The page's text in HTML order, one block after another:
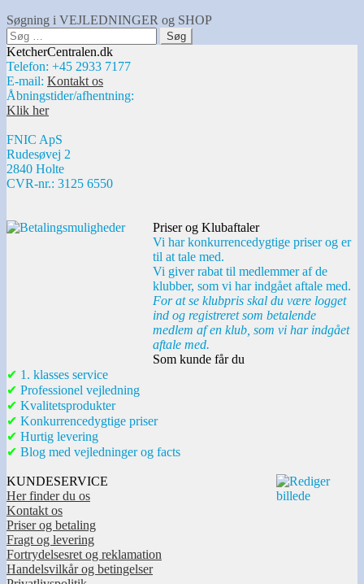
Søgning i VEJLEDNINGER og SHOP
Søg
efter:
KetcherCentralen.dk
Telefon: +45 2933 7177
E-mail: Kontakt os
Åbningstider/afhentning:
Klik her
FNIC ApS
Rudesøvej 2
2840 Holte
CVR-nr.: 3125 6550
Priser og Klubaftaler
Vi har konkurrencedygtige priser og er
til at tale med.
Vi giver rabat til medlemmer af de
klubber, som vi har indgået aftale med.
For at se klubpris skal du være logget
ind og registreret som betalende
medlem af en klub, som vi har indgået
aftale med.
Som kunde får du
✔ 1. klasses service
✔ Professionel vejledning
✔ Kvalitetsprodukter
✔ Konkurrencedygtige priser
✔ Hurtig levering
✔ Blog med vejledninger og facts
KUNDESERVICE
Her finder du os
Kontakt os
Priser og betaling
Fragt og levering
Fortrydelsesret og reklamation
Handelsvilkår og betingelser